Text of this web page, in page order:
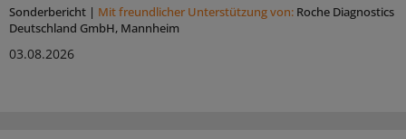
Sonderbericht | Mit freundlicher Unterstützung von: Roche Diagnostics
Deutschland GmbH, Mannheim
03.08.2026